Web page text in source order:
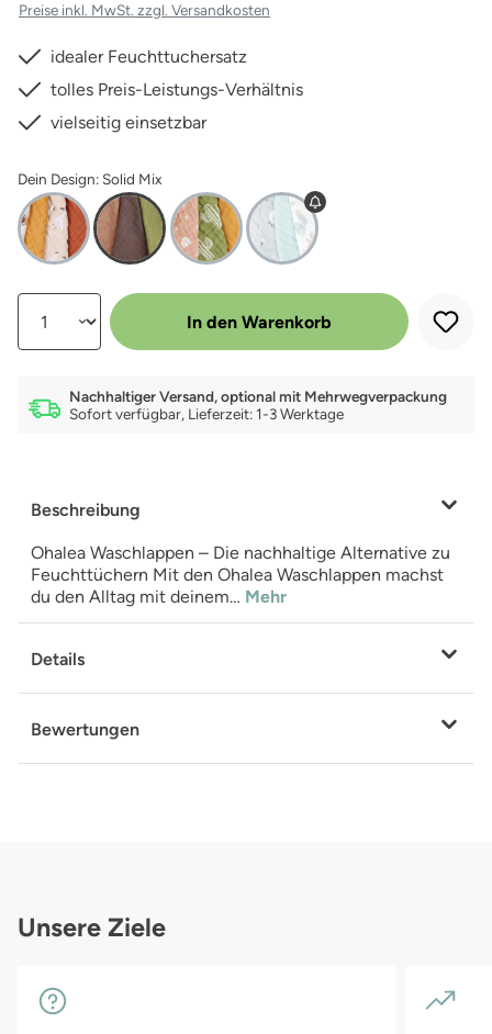
Preise inkl. MwSt. zzgl. Versandkosten
idealer Feuchttuchersatz
tolles Preis-Leistungs-Verhältnis
vielseitig einsetzbar
Dein Design: Solid Mix
Produkt Anzahl: Gib den gewünschten Wert ein oder benutze die
In den Warenkorb
Nachhaltiger Versand, optional mit Mehrwegverpackung
Sofort verfügbar, Lieferzeit: 1-3 Werktage
Beschreibung
Ohalea Waschlappen – Die nachhaltige Alternative zu
Feuchttüchern Mit den Ohalea Waschlappen machst
du den Alltag mit deinem… Mehr
Details
Bewertungen
Unsere Ziele